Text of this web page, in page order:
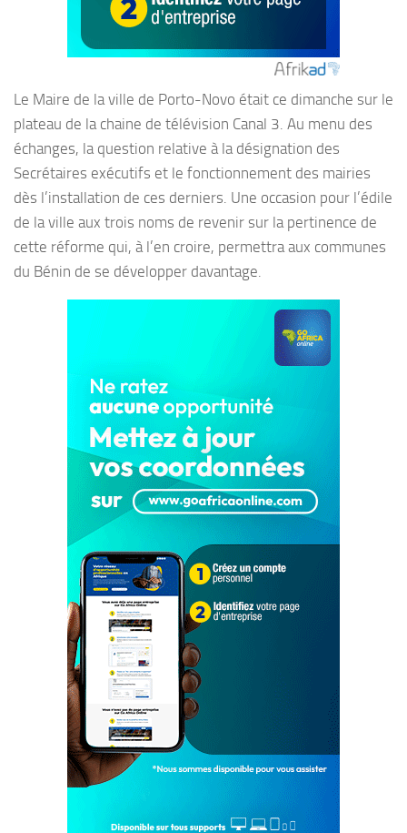
Le Maire de la ville de Porto-Novo était ce dimanche sur le
plateau de la chaine de télévision Canal 3. Au menu des
échanges, la question relative à la désignation des
Secrétaires exécutifs et le fonctionnement des mairies
dès l’installation de ces derniers. Une occasion pour l’édile
de la ville aux trois noms de revenir sur la pertinence de
cette réforme qui, à l’en croire, permettra aux communes
du Bénin de se développer davantage.